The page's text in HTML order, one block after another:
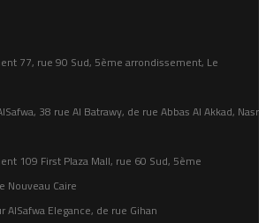
77, rue 90 Sud, 5ème arrondissement, Le
38 rue Al Batrawy, de rue Abbas Al Akkad, Nasr
109 First Plaza Mall, rue 60 Sud, 5ème
Nouveau Caire
AlSafwa Elegance, de rue Gihan